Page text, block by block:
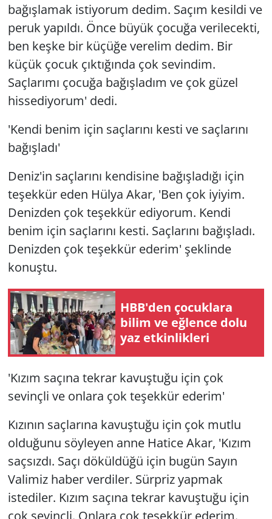
bağışlamak istiyorum dedim. Saçım kesildi ve
peruk yapıldı. Önce büyük çocuğa verilecekti,
ben keşke bir küçüğe verelim dedim. Bir
küçük çocuk çıktığında çok sevindim.
Saçlarımı çocuğa bağışladım ve çok güzel
hissediyorum' dedi.
'Kendi benim için saçlarını kesti ve saçlarını
bağışladı'
Deniz'in saçlarını kendisine bağışladığı için
teşekkür eden Hülya Akar, 'Ben çok iyiyim.
Denizden çok teşekkür ediyorum. Kendi
benim için saçlarını kesti. Saçlarını bağışladı.
Denizden çok teşekkür ederim' şeklinde
konuştu.
HBB'den çocuklara
bilim ve eğlence dolu
yaz etkinlikleri
'Kızım saçına tekrar kavuştuğu için çok
sevinçli ve onlara çok teşekkür ederim'
Kızının saçlarına kavuştuğu için çok mutlu
olduğunu söyleyen anne Hatice Akar, 'Kızım
saçsızdı. Saçı döküldüğü için bugün Sayın
Valimiz haber verdiler. Sürpriz yapmak
istediler. Kızım saçına tekrar kavuştuğu için
çok sevinçli. Onlara çok teşekkür ederim.